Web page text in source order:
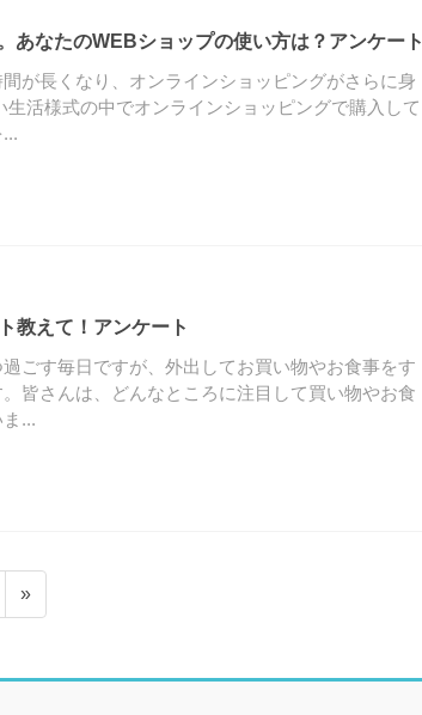
あなたのWEBショップの使い方は？アンケート
が長くなり、オンラインショッピングがさらに身
活様式の中でオンラインショッピングで購入して
教えて！アンケート
ごす毎日ですが、外出してお買い物やお食事をす
皆さんは、どんなところに注目して買い物やお食
...
»